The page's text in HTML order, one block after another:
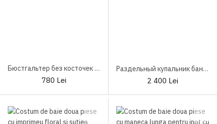
Бюстгальтер без косточек Victoria Lisca
780 Lei
Раздельный купальник бандо Lisca Japan
2 400 Lei